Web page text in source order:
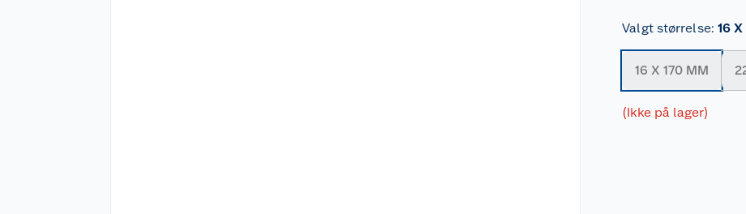
Valgt størrelse: 16
16 X 170 MM
(Ikke på lager)